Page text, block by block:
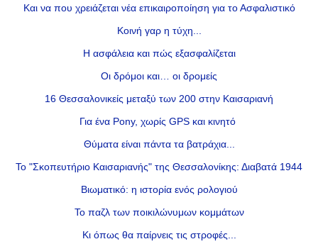
Και να που χρειάζεται νέα επικαιροποίηση για το Ασφαλιστικό
Κοινή γαρ η τύχη...
Η ασφάλεια και πώς εξασφαλίζεται
Οι δρόμοι και… οι δρομείς
16 Θεσσαλονικείς μεταξύ των 200 στην Καισαριανή
Για ένα Pony, χωρίς GPS και κινητό
Θύματα είναι πάντα τα βατράχια...
Το "Σκοπευτήριο Καισαριανής" της Θεσσαλονίκης: Διαβατά 1944
Βιωματικό: η ιστορία ενός ρολογιού
Το παζλ των ποικιλώνυμων κομμάτων
Κι όπως θα παίρνεις τις στροφές...